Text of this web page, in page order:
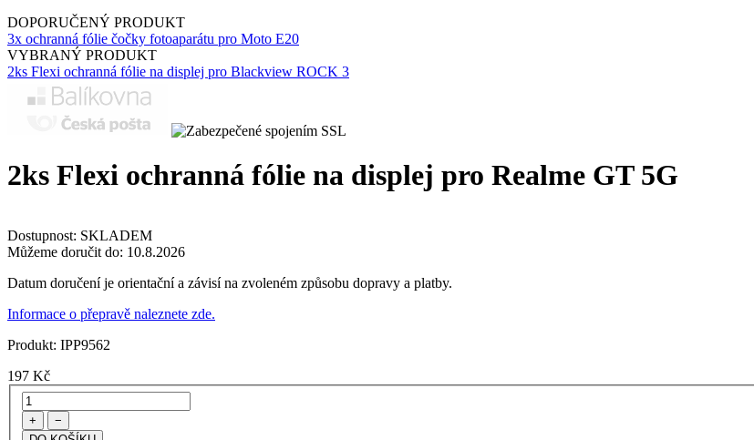
DOPORUČENÝ PRODUKT
3x ochranná fólie čočky fotoaparátu pro Moto E20
VYBRANÝ PRODUKT
2ks Flexi ochranná fólie na displej pro Blackview ROCK 3
2ks Flexi ochranná fólie na displej pro Realme GT 5G
Dostupnost: SKLADEM
Můžeme doručit do: 10.8.2026
Datum doručení je orientační a závisí na zvoleném způsobu dopravy a platby.
Informace o přepravě naleznete zde.
Produkt: IPP9562
197 Kč
+ −